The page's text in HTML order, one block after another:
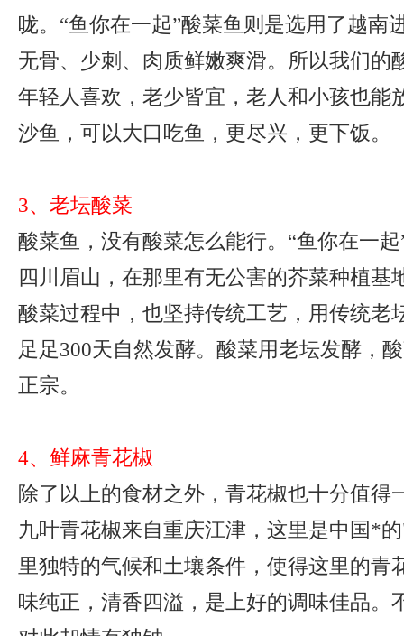
咙。“鱼你在一起”酸菜鱼则是选用了越南
无骨、少刺、肉质鲜嫩爽滑。所以我们的
年轻人喜欢，老少皆宜，老人和小孩也能
沙鱼，可以大口吃鱼，更尽兴，更下饭。
3、老坛酸菜
酸菜鱼，没有酸菜怎么能行。“鱼你在一
四川眉山，在那里有无公害的芥菜种植基
酸菜过程中，也坚持传统工艺，用传统老
足足300天自然发酵。酸菜用老坛发酵，
正宗。
4、鲜麻青花椒
除了以上的食材之外，青花椒也十分值得
九叶青花椒来自重庆江津，这里是中国*
里独特的气候和土壤条件，使得这里的青
味纯正，清香四溢，是上好的调味佳品。